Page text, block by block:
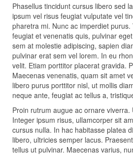
Phasellus tincidunt cursus libero sed
ipsum vel risus feugiat vulputate vel
pharetra mi. Nunc ac imperdiet purus.
feugiat et venenatis quis, pulvinar
sem at molestie adipiscing, sapien
pulvinar erat sem vel lorem. In eu
velit. Etiam porttitor placerat gravida.
Maecenas venenatis, quam sit amet
libero purus porttitor nisl, ut mollis
neque ante, feugiat ac tellus a,
Proin rutrum augue ac ornare viverra.
Integer ipsum risus, ullamcorper sit
cursus nulla. In hac habitasse platea
libero, ultricies semper lacus.
tellus ut pulvinar. Maecenas varius,